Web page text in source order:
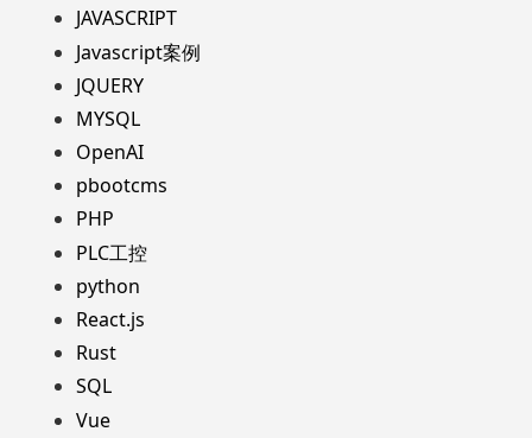
JAVASCRIPT
Javascript案例
JQUERY
MYSQL
OpenAI
pbootcms
PHP
PLC工控
python
React.js
Rust
SQL
Vue